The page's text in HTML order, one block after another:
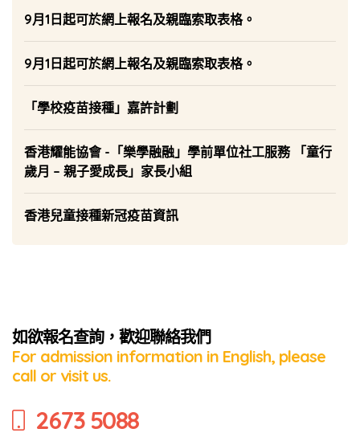
9月1日起可於網上報名及親臨索取表格。
9月1日起可於網上報名及親臨索取表格。
「學校疫苗接種」嘉許計劃
香港耀能協會 -「樂學融融」學前單位社工服務 「童行
歲月 – 親子愛成長」家長小組
香港兒童接種新冠疫苗資訊
如欲報名查詢，歡迎聯絡我們
For admission information in English, please
call or visit us.
2673 5088